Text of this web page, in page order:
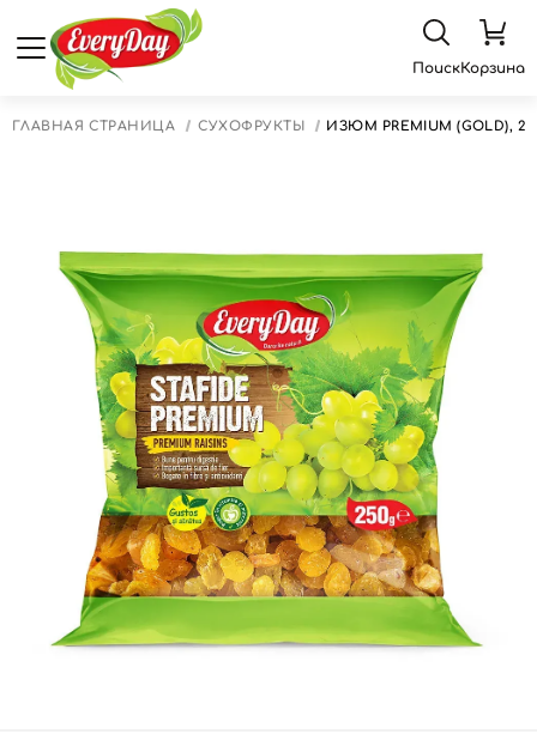
ПоискКорзина
ГЛАВНАЯ СТРАНИЦА СУХОФРУКТЫ ИЗЮМ PREMIUM (GOLD),